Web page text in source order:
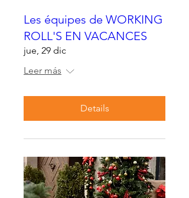
Les équipes de WORKING
ROLL'S EN VACANCES
jue, 29 dic
Leer más
Details